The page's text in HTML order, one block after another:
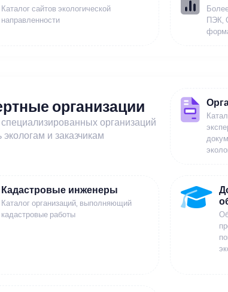
Каталог сайтов экологической
направленности
ПЭК,
организации
организаций
и заказчикам
Кадастровые инженеры
Каталог организаций, выполняющий
кадастровые работы